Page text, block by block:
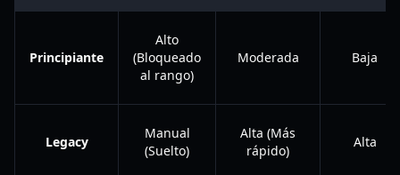
Principiante
Alto
(Bloqueado
al rango)
Moderada Baja
Legacy
Manual
(Suelto)
Alta (Más
rápido)
Alta